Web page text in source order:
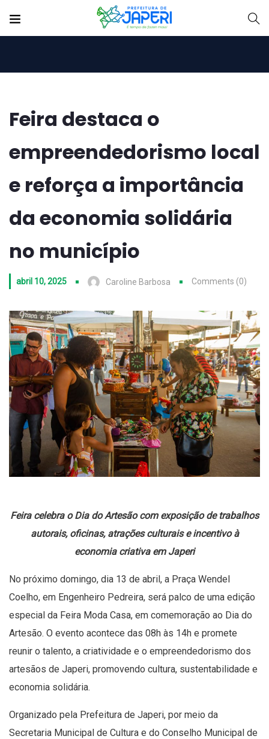
Feira destaca o
empreendedorismo local
e reforça a importância
da economia solidária
no município
abril 10, 2025 Caroline Barbosa Comments (0)
Feira celebra o Dia do Artesão com exposição de trabalhos
autorais, oficinas, atrações culturais e incentivo à
economia criativa em Japeri
No próximo domingo, dia 13 de abril, a Praça Wendel
Coelho, em Engenheiro Pedreira, será palco de uma edição
especial da Feira Moda Casa, em comemoração ao Dia do
Artesão. O evento acontece das 08h às 14h e promete
reunir o talento, a criatividade e o empreendedorismo dos
artesãos de Japeri, promovendo cultura, sustentabilidade e
economia solidária.
Organizado pela Prefeitura de Japeri, por meio da
Secretaria Municipal de Cultura e do Conselho Municipal de